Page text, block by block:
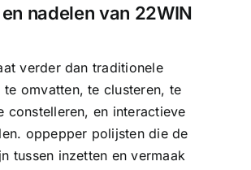
nadelen van 22WIN
verder dan traditionele
omvatten, te clusteren, te
constelleren, en interactieve
oppepper polijsten die de
tussen inzetten en vermaak